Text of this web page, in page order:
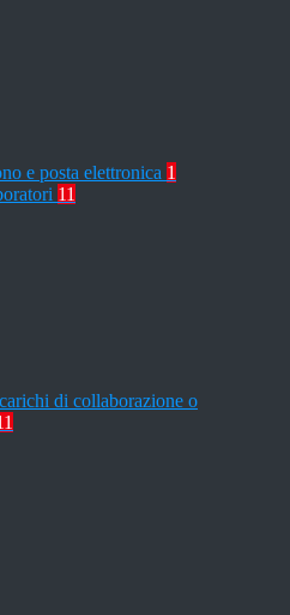
e posta elettronica 1
11
di collaborazione o